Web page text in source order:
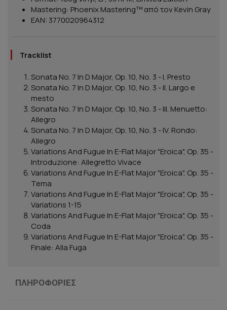
Mastering: Phoenix Mastering™ από τον Kevin Gray
EAN: 3770020964312
Tracklist
Sonata No. 7 In D Major, Op. 10, No. 3 - I. Presto
Sonata No. 7 In D Major, Op. 10, No. 3 - II. Largo e
mesto
Sonata No. 7 In D Major, Op. 10, No. 3 - III. Menuetto:
Allegro
Sonata No. 7 In D Major, Op. 10, No. 3 - IV. Rondo:
Allegro
Variations And Fugue In E-Flat Major "Eroica", Op. 35 -
Introduzione: Allegretto Vivace
Variations And Fugue In E-Flat Major "Eroica", Op. 35 -
Tema
Variations And Fugue In E-Flat Major "Eroica", Op. 35 -
Variations 1-15
Variations And Fugue In E-Flat Major "Eroica", Op. 35 -
Coda
Variations And Fugue In E-Flat Major "Eroica", Op. 35 -
Finale: Alla Fuga
ΠΛΗΡΟΦΟΡΊΕΣ